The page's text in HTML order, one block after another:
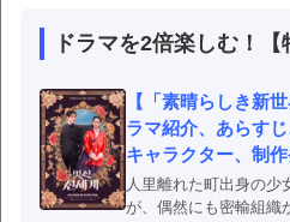
ドラマを2倍楽しむ！
【「素晴らしき新
ラマ紹介、あらす
キャラクター、制
人里離れた町出身の少
が、偶然にも密輸組織